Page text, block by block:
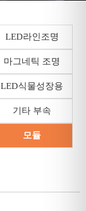
LED라인조명
마그네틱 조명
LED식물성장용
기타 부속
모듈